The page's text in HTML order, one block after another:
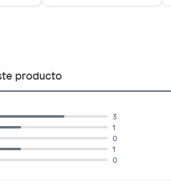
producto
0
1
0
1
3